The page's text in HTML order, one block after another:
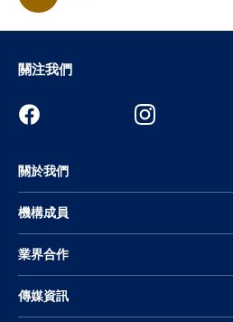
關注我們
關於我們
機構成員
業界合作
傳媒資訊